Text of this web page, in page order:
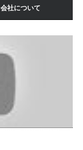
会社について